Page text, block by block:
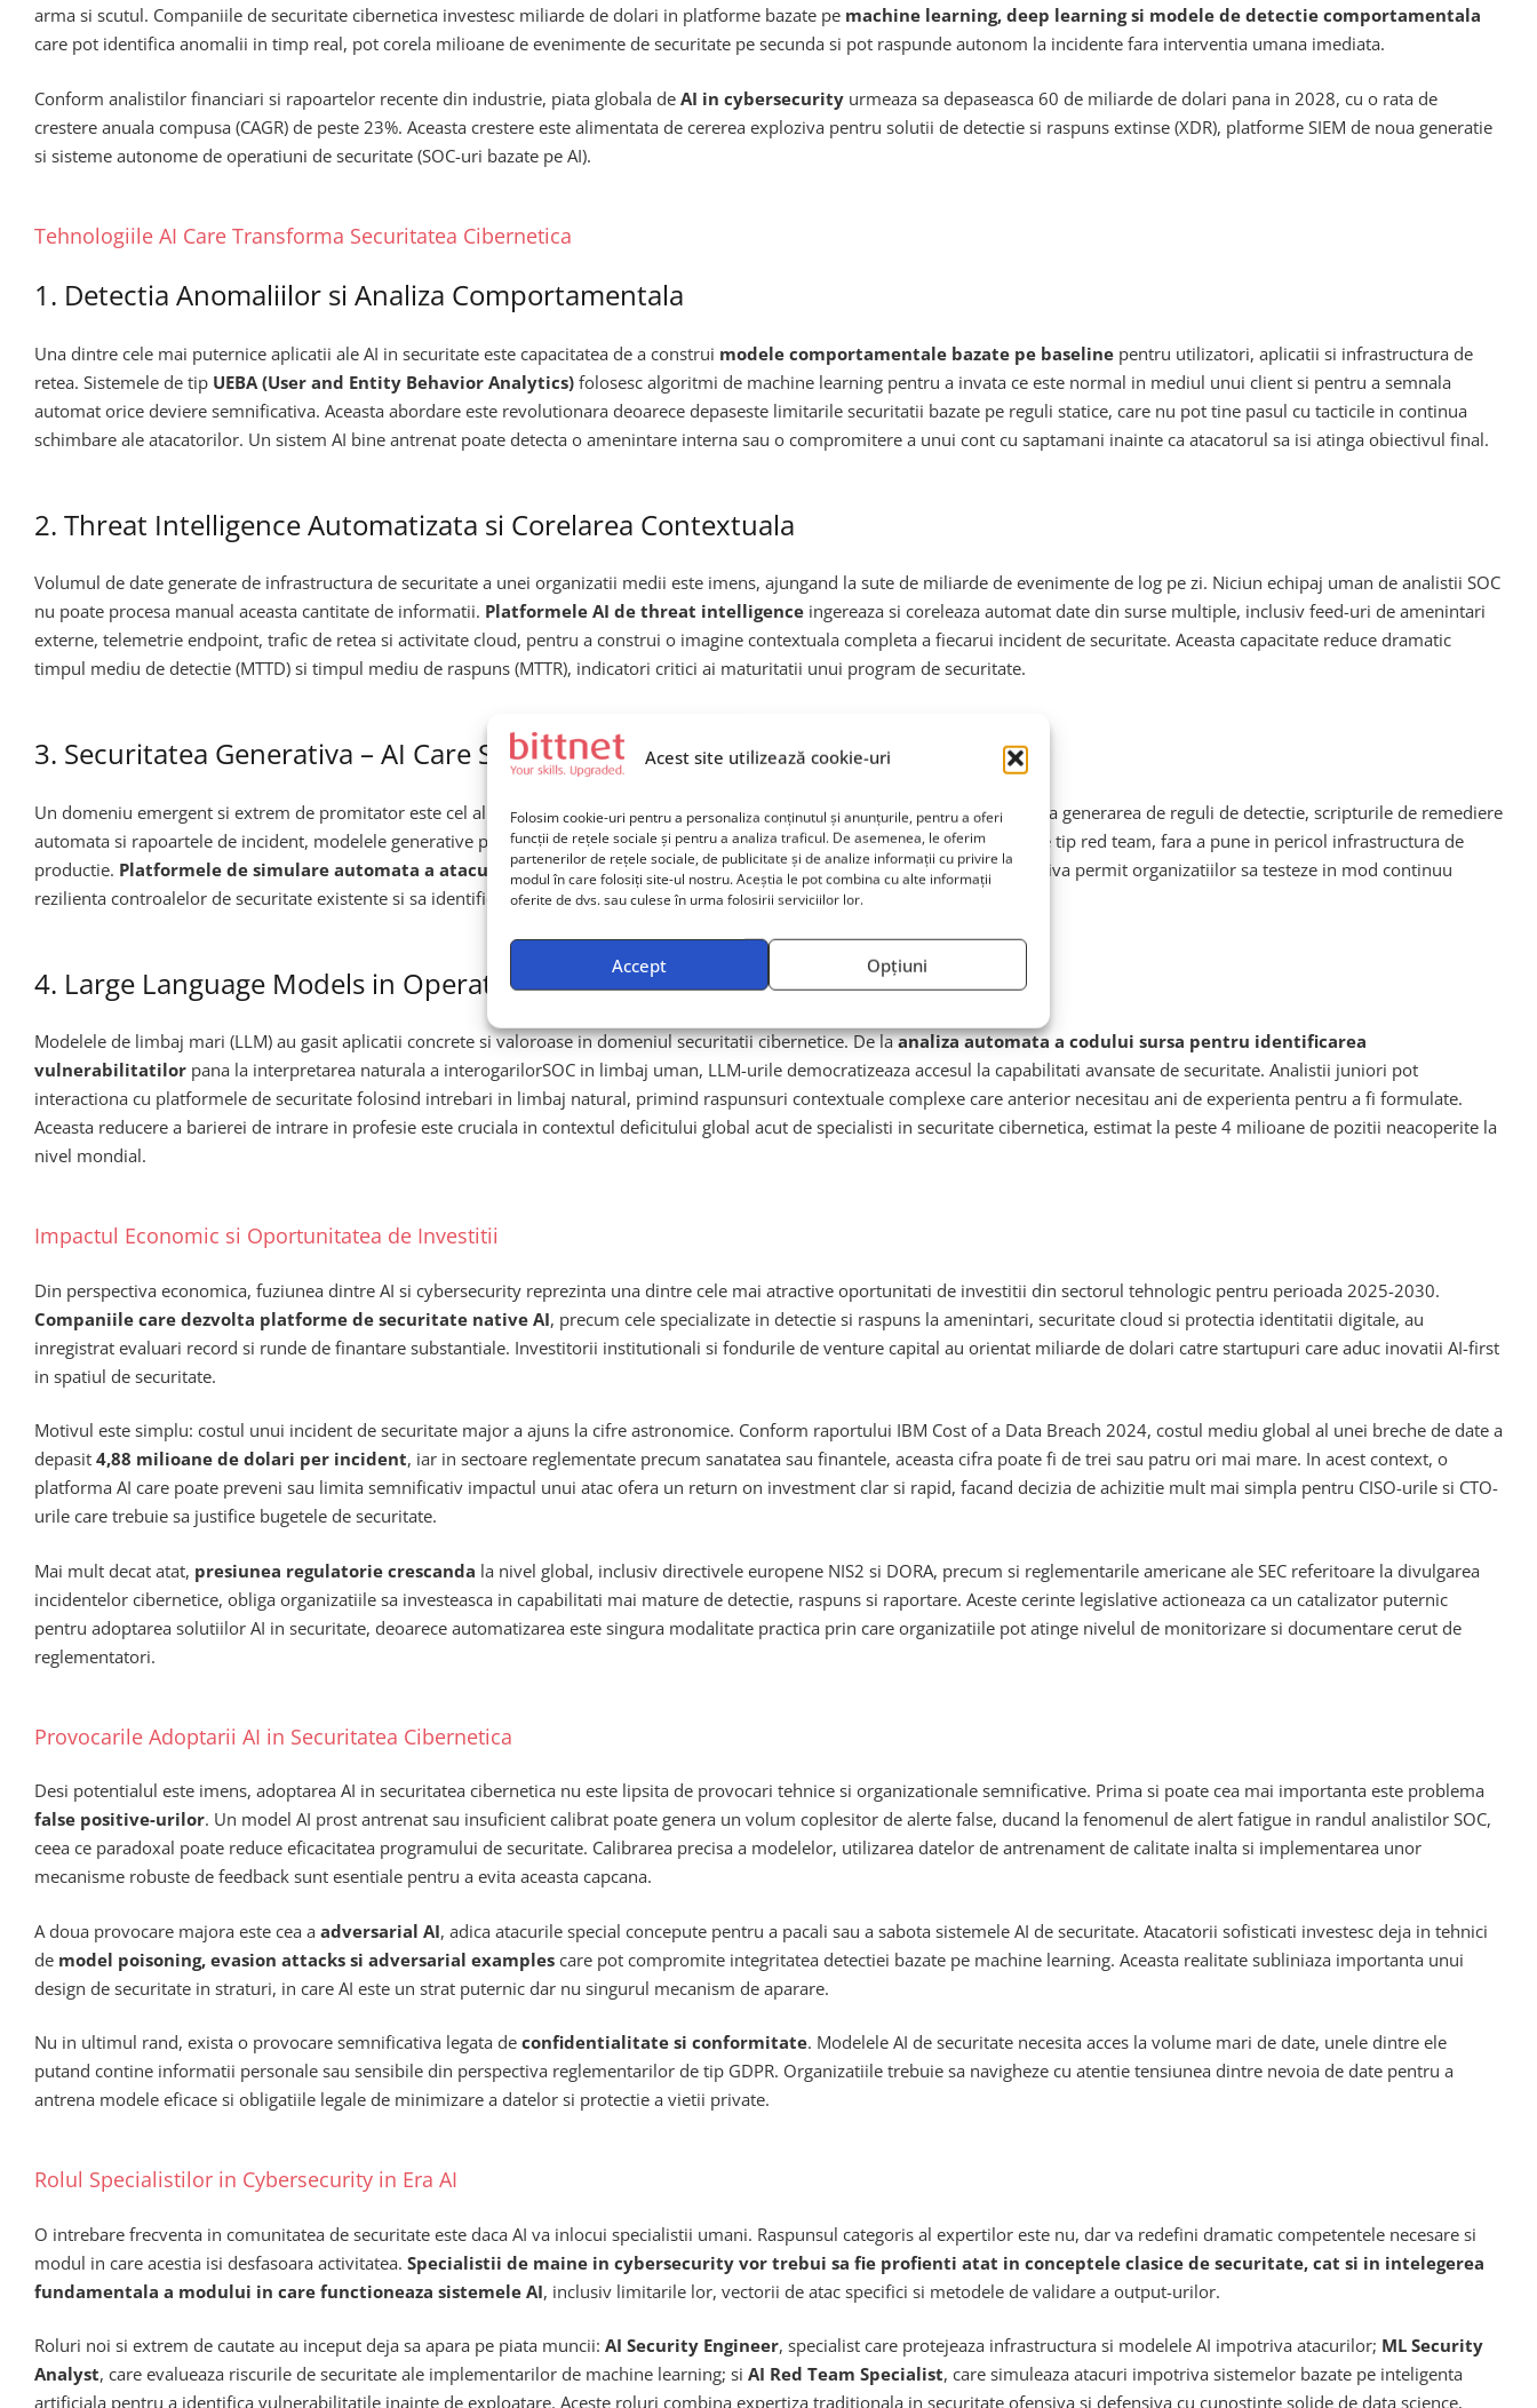
Acest site utilizează cookie-uri
Folosim cookie-uri pentru a personaliza conținutul și anunțurile, pentru a oferi
funcții de rețele sociale și pentru a analiza traficul. De asemenea, le oferim
partenerilor de rețele sociale, de publicitate și de analize informații cu privire la
modul în care folosiți site-ul nostru. Aceștia le pot combina cu alte informații
oferite de dvs. sau culese în urma folosirii serviciilor lor.
Accept Opțiuni
arma si scutul. Companiile de securitate cibernetica investesc miliarde de dolari in platforme bazate pe machine learning, deep learning si modele de detectie comportamentala
care pot identifica anomalii in timp real, pot corela milioane de evenimente de securitate pe secunda si pot raspunde autonom la incidente fara interventia umana imediata.
Conform analistilor financiari si rapoartelor recente din industrie, piata globala de AI in cybersecurity urmeaza sa depaseasca 60 de miliarde de dolari pana in 2028, cu o rata de
crestere anuala compusa (CAGR) de peste 23%. Aceasta crestere este alimentata de cererea exploziva pentru solutii de detectie si raspuns extinse (XDR), platforme SIEM de noua generatie
si sisteme autonome de operatiuni de securitate (SOC-uri bazate pe AI).
Tehnologiile AI Care Transforma Securitatea Cibernetica
1. Detectia Anomaliilor si Analiza Comportamentala
Una dintre cele mai puternice aplicatii ale AI in securitate este capacitatea de a construi modele comportamentale bazate pe baseline pentru utilizatori, aplicatii si infrastructura de
retea. Sistemele de tip UEBA (User and Entity Behavior Analytics) folosesc algoritmi de machine learning pentru a invata ce este normal in mediul unui client si pentru a semnala
automat orice deviere semnificativa. Aceasta abordare este revolutionara deoarece depaseste limitarile securitatii bazate pe reguli statice, care nu pot tine pasul cu tacticile in continua
schimbare ale atacatorilor. Un sistem AI bine antrenat poate detecta o amenintare interna sau o compromitere a unui cont cu saptamani inainte ca atacatorul sa isi atinga obiectivul final.
2. Threat Intelligence Automatizata si Corelarea Contextuala
Volumul de date generate de infrastructura de securitate a unei organizatii medii este imens, ajungand la sute de miliarde de evenimente de log pe zi. Niciun echipaj uman de analistii SOC
nu poate procesa manual aceasta cantitate de informatii. Platformele AI de threat intelligence ingereaza si coreleaza automat date din surse multiple, inclusiv feed-uri de amenintari
externe, telemetrie endpoint, trafic de retea si activitate cloud, pentru a construi o imagine contextuala completa a fiecarui incident de securitate. Aceasta capacitate reduce dramatic
timpul mediu de detectie (MTTD) si timpul mediu de raspuns (MTTR), indicatori critici ai maturitatii unui program de securitate.
3. Securitatea Generativa – AI Care Scrie Cod de Aparare
Un domeniu emergent si extrem de promitator este cel al AI generative aplicate in securitate ofensiva si defensiva. Pe langa generarea de reguli de detectie, scripturile de remediere
automata si rapoartele de incident, modelele generative pot fi folosite pentru simularea de atacuri realiste in cadrul exercitiilor de tip red team, fara a pune in pericol infrastructura de
productie. Platformele de simulare automata a atacurilor (BAS – Breach and Attack Simulation)alimentate de AI generativa permit organizatiilor sa testeze in mod continuu
rezilienta controalelor de securitate existente si sa identifice lacunele inainte ca acestea sa fie exploatate de atacatori reali.
4. Large Language Models in Operatiunile de Securitate
Modelele de limbaj mari (LLM) au gasit aplicatii concrete si valoroase in domeniul securitatii cibernetice. De laanaliza automata a codului sursa pentru identificarea
vulnerabilitatilor pana la interpretarea naturala a interogarilorSOC in limbaj uman, LLM-urile democratizeaza accesul la capabilitati avansate de securitate. Analistii juniori pot
interactiona cu platformele de securitate folosind intrebari in limbaj natural, primind raspunsuri contextuale complexe care anterior necesitau ani de experienta pentru a fi formulate.
Aceasta reducere a barierei de intrare in profesie este cruciala in contextul deficitului global acut de specialisti in securitate cibernetica, estimat la peste 4 milioane de pozitii neacoperite la
nivel mondial.
Impactul Economic si Oportunitatea de Investitii
Din perspectiva economica, fuziunea dintre AI si cybersecurity reprezinta una dintre cele mai atractive oportunitati de investitii din sectorul tehnologic pentru perioada 2025-2030.
Companiile care dezvolta platforme de securitate native AI, precum cele specializate in detectie si raspuns la amenintari, securitate cloud si protectia identitatii digitale, au
inregistrat evaluari record si runde de finantare substantiale. Investitorii institutionali si fondurile de venture capital au orientat miliarde de dolari catre startupuri care aduc inovatii AI-first
in spatiul de securitate.
Motivul este simplu: costul unui incident de securitate major a ajuns la cifre astronomice. Conform raportului IBM Cost of a Data Breach 2024, costul mediu global al unei breche de date a
depasit 4,88 milioane de dolari per incident, iar in sectoare reglementate precum sanatatea sau finantele, aceasta cifra poate fi de trei sau patru ori mai mare. In acest context, o
platforma AI care poate preveni sau limita semnificativ impactul unui atac ofera un return on investment clar si rapid, facand decizia de achizitie mult mai simpla pentru CISO-urile si CTO-
urile care trebuie sa justifice bugetele de securitate.
Mai mult decat atat, presiunea regulatorie crescanda la nivel global, inclusiv directivele europene NIS2 si DORA, precum si reglementarile americane ale SEC referitoare la divulgarea
incidentelor cibernetice, obliga organizatiile sa investeasca in capabilitati mai mature de detectie, raspuns si raportare. Aceste cerinte legislative actioneaza ca un catalizator puternic
pentru adoptarea solutiilor AI in securitate, deoarece automatizarea este singura modalitate practica prin care organizatiile pot atinge nivelul de monitorizare si documentare cerut de
reglementatori.
Provocarile Adoptarii AI in Securitatea Cibernetica
Desi potentialul este imens, adoptarea AI in securitatea cibernetica nu este lipsita de provocari tehnice si organizationale semnificative. Prima si poate cea mai importanta este problema
false positive-urilor. Un model AI prost antrenat sau insuficient calibrat poate genera un volum coplesitor de alerte false, ducand la fenomenul de alert fatigue in randul analistilor SOC,
ceea ce paradoxal poate reduce eficacitatea programului de securitate. Calibrarea precisa a modelelor, utilizarea datelor de antrenament de calitate inalta si implementarea unor
mecanisme robuste de feedback sunt esentiale pentru a evita aceasta capcana.
A doua provocare majora este cea a adversarial AI, adica atacurile special concepute pentru a pacali sau a sabota sistemele AI de securitate. Atacatorii sofisticati investesc deja in tehnici
de model poisoning, evasion attacks si adversarial examples care pot compromite integritatea detectiei bazate pe machine learning. Aceasta realitate subliniaza importanta unui
design de securitate in straturi, in care AI este un strat puternic dar nu singurul mecanism de aparare.
Nu in ultimul rand, exista o provocare semnificativa legata de confidentialitate si conformitate. Modelele AI de securitate necesita acces la volume mari de date, unele dintre ele
putand contine informatii personale sau sensibile din perspectiva reglementarilor de tip GDPR. Organizatiile trebuie sa navigheze cu atentie tensiunea dintre nevoia de date pentru a
antrena modele eficace si obligatiile legale de minimizare a datelor si protectie a vietii private.
Rolul Specialistilor in Cybersecurity in Era AI
O intrebare frecventa in comunitatea de securitate este daca AI va inlocui specialistii umani. Raspunsul categoris al expertilor este nu, dar va redefini dramatic competentele necesare si
modul in care acestia isi desfasoara activitatea. Specialistii de maine in cybersecurity vor trebui sa fie profienti atat in conceptele clasice de securitate, cat si in intelegerea
fundamentala a modului in care functioneaza sistemele AI, inclusiv limitarile lor, vectorii de atac specifici si metodele de validare a output-urilor.
Roluri noi si extrem de cautate au inceput deja sa apara pe piata muncii: AI Security Engineer, specialist care protejeaza infrastructura si modelele AI impotriva atacurilor; ML Security
Analyst, care evalueaza riscurile de securitate ale implementarilor de machine learning; si AI Red Team Specialist, care simuleaza atacuri impotriva sistemelor bazate pe inteligenta
artificiala pentru a identifica vulnerabilitatile inainte de exploatare. Aceste roluri combina expertiza traditionala in securitate ofensiva si defensiva cu cunostinte solide de data science,